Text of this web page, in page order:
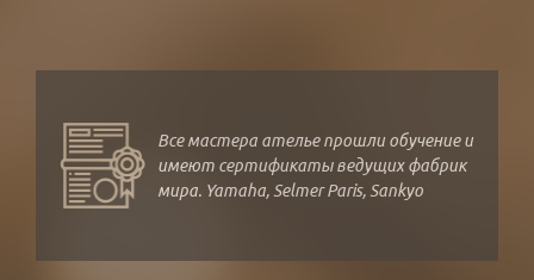
Все мастера ателье прошли обучение и
имеют сертификаты ведущих фабрик
мира. Yamaha, Selmer Paris, Sankyo